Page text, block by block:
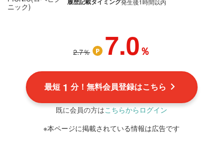
2.7％ 7.0 ％
発生後1時間以内
最短 1 分！無料会員登録はこちら
既に会員の方はこちらからログイン
※本ページに掲載されている情報は広告です